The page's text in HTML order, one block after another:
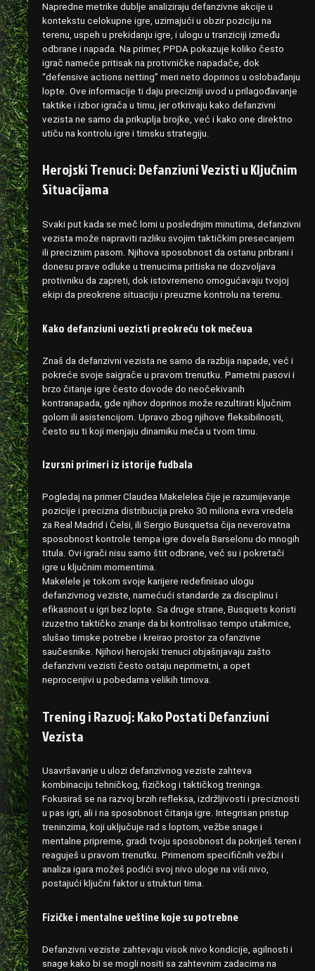
Napredne metrike dublje analiziraju defanzivne akcije u
kontekstu celokupne igre, uzimajući u obzir poziciju na
terenu, uspeh u prekidanju igre, i ulogu u tranziciji između
odbrane i napada. Na primer, PPDA pokazuje koliko često
igrač nameće pritisak na protivničke napadače, dok
“defensive actions netting” meri neto doprinos u oslobađanju
lopte. Ove informacije ti daju precizniji uvod u prilagođavanje
taktike i izbor igrača u timu, jer otkrivaju kako defanzivni
vezista ne samo da prikuplja brojke, već i kako one direktno
utiču na kontrolu igre i timsku strategiju.
Herojski Trenuci: Defanzivni Vezisti u Ključnim
Situacijama
Svaki put kada se meč lomi u poslednjim minutima, defanzivni
vezista može napraviti razliku svojim taktičkim presecanjem
ili preciznim pasom. Njihova sposobnost da ostanu pribrani i
donesu prave odluke u trenucima pritiska ne dozvoljava
protivniku da zapreti, dok istovremeno omogućavaju tvojoj
ekipi da preokrene situaciju i preuzme kontrolu na terenu.
Kako defanzivni vezisti preokreću tok mečeva
Znaš da defanzivni vezista ne samo da razbija napade, već i
pokreće svoje saigrače u pravom trenutku. Pametni pasovi i
brzo čitanje igre često dovode do neočekivanih
kontranapada, gde njihov doprinos može rezultirati ključnim
golom ili asistencijom. Upravo zbog njihove fleksibilnosti,
često su ti koji menjaju dinamiku meča u tvom timu.
Izvrsni primeri iz istorije fudbala
Pogledaj na primer Claudea Makelelea čije je razumijevanje
pozicije i precizna distribucija preko 30 miliona evra vredela
za Real Madrid i Čelsi, ili Sergio Busquetsa čija neverovatna
sposobnost kontrole tempa igre dovela Barselonu do mnogih
titula. Ovi igrači nisu samo štit odbrane, već su i pokretači
igre u ključnim momentima.
Makelele je tokom svoje karijere redefinisao ulogu
defanzivnog veziste, namećući standarde za disciplinu i
efikasnost u igri bez lopte. Sa druge strane, Busquets koristi
izuzetno taktičko znanje da bi kontrolisao tempo utakmice,
slušao timske potrebe i kreirao prostor za ofanzivne
saučesnike. Njihovi herojski trenuci objašnjavaju zašto
defanzivni vezisti često ostaju neprimetni, a opet
neprocenjivi u pobedama velikih timova.
Trening i Razvoj: Kako Postati Defanzivni
Vezista
Usavršavanje u ulozi defanzivnog veziste zahteva
kombinaciju tehničkog, fizičkog i taktičkog treninga.
Fokusiraš se na razvoj brzih refleksa, izdržljivosti i preciznosti
u pas igri, ali i na sposobnost čitanja igre. Integrisan pristup
treninzima, koji uključuje rad s loptom, vežbe snage i
mentalne pripreme, gradi tvoju sposobnost da pokriješ teren i
reaguješ u pravom trenutku. Primenom specifičnih vežbi i
analiza igara možeš podići svoj nivo uloge na viši nivo,
postajući ključni faktor u strukturi tima.
Fizičke i mentalne veštine koje su potrebne
Defanzivni veziste zahtevaju visok nivo kondicije, agilnosti i
snage kako bi se mogli nositi sa zahtevnim zadacima na